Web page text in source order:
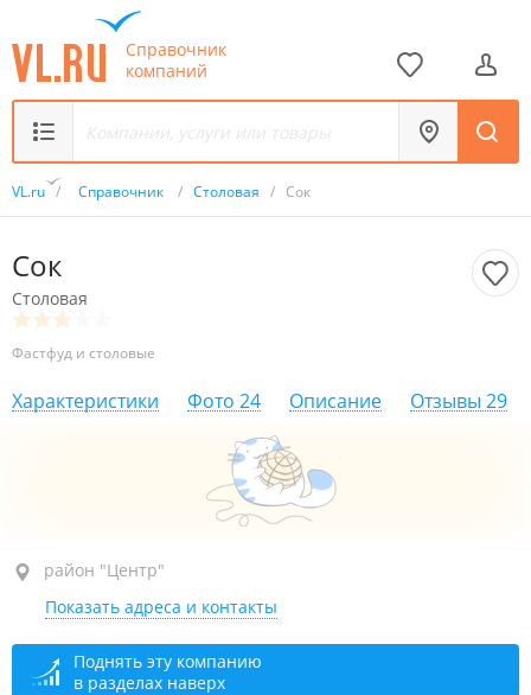
Справочник
компаний
VL.ru / Справочник / Столовая / Сок
Сок
Столовая
Фастфуд и столовые
Характеристики Фото 24 Описание Отзывы 29
район "Центр", ул. Светланская, 5
открыто: 08:00–22:00
район "Центр"
Показать адреса и контакты
Поднять эту компанию
в разделах наверх